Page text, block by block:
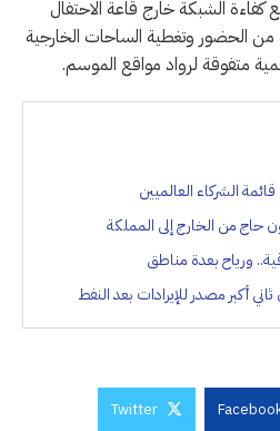
كفاءة الشبكة خارج قاعة الاحتفال
من الحضور وتغطية الساحات الخارجية
متفوقة لرواد مواقع الموسم.
الشركاء العالميين
ورياح بعدة مناطق
أكبر مصدر للإيرادات بعد النفط
Twitter